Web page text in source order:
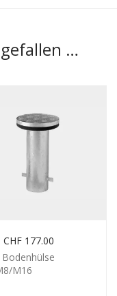
…
Bodenhülse
M16
CHF 177.00